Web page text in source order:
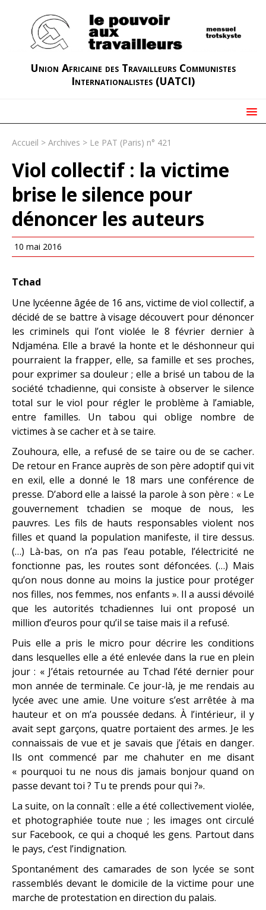
Union Africaine des Travailleurs Communistes
Internationalistes (UATCI)
Accueil > Archives > Le PAT (Paris) n° 421
Viol collectif : la victime
brise le silence pour
dénoncer les auteurs
10 mai 2016
Tchad
Une lycéenne âgée de 16 ans, victime de viol collectif, a
décidé de se battre à visage découvert pour dénoncer
les criminels qui l’ont violée le 8 février dernier à
Ndjaména. Elle a bravé la honte et le déshonneur qui
pourraient la frapper, elle, sa famille et ses proches,
pour exprimer sa douleur ; elle a brisé un tabou de la
société tchadienne, qui consiste à observer le silence
total sur le viol pour régler le problème à l’amiable,
entre familles. Un tabou qui oblige nombre de
victimes à se cacher et à se taire.
Zouhoura, elle, a refusé de se taire ou de se cacher.
De retour en France auprès de son père adoptif qui vit
en exil, elle a donné le 18 mars une conférence de
presse. D’abord elle a laissé la parole à son père : « Le
gouvernement tchadien se moque de nous, les
pauvres. Les fils de hauts responsables violent nos
filles et quand la population manifeste, il tire dessus.
(…) Là-bas, on n’a pas l’eau potable, l’électricité ne
fonctionne pas, les routes sont défoncées. (…) Mais
qu’on nous donne au moins la justice pour protéger
nos filles, nos femmes, nos enfants ». Il a aussi dévoilé
que les autorités tchadiennes lui ont proposé un
million d’euros pour qu’il se taise mais il a refusé.
Puis elle a pris le micro pour décrire les conditions
dans lesquelles elle a été enlevée dans la rue en plein
jour : « J’étais retournée au Tchad l’été dernier pour
mon année de terminale. Ce jour-là, je me rendais au
lycée avec une amie. Une voiture s’est arrêtée à ma
hauteur et on m’a poussée dedans. À l’intérieur, il y
avait sept garçons, quatre portaient des armes. Je les
connaissais de vue et je savais que j’étais en danger.
Ils ont commencé par me chahuter en me disant
« pourquoi tu ne nous dis jamais bonjour quand on
passe devant toi ? Tu te prends pour qui ?».
La suite, on la connaît : elle a été collectivement violée,
et photographiée toute nue ; les images ont circulé
sur Facebook, ce qui a choqué les gens. Partout dans
le pays, c’est l’indignation.
Spontanément des camarades de son lycée se sont
rassemblés devant le domicile de la victime pour une
marche de protestation en direction du palais.